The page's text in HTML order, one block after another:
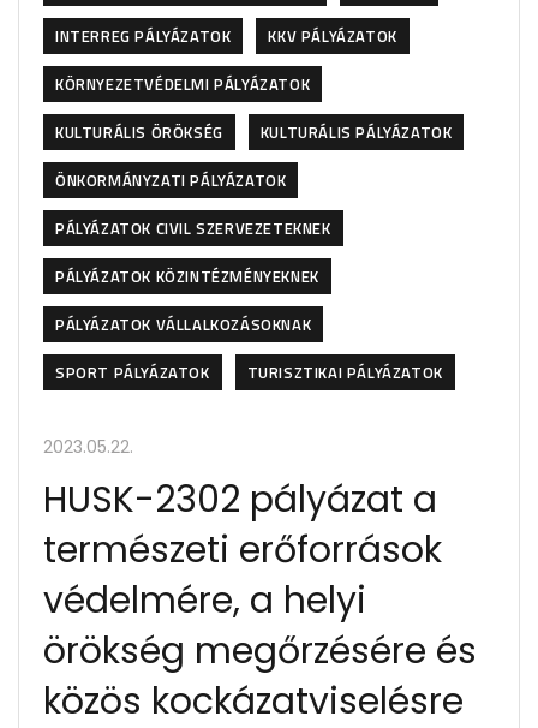
INTERREG PÁLYÁZATOK
KKV PÁLYÁZATOK
KÖRNYEZETVÉDELMI PÁLYÁZATOK
KULTURÁLIS ÖRÖKSÉG
KULTURÁLIS PÁLYÁZATOK
ÖNKORMÁNYZATI PÁLYÁZATOK
PÁLYÁZATOK CIVIL SZERVEZETEKNEK
PÁLYÁZATOK KÖZINTÉZMÉNYEKNEK
PÁLYÁZATOK VÁLLALKOZÁSOKNAK
SPORT PÁLYÁZATOK
TURISZTIKAI PÁLYÁZATOK
2023.05.22.
HUSK-2302 pályázat a
természeti erőforrások
védelmére, a helyi
örökség megőrzésére és
közös kockázatviselésre